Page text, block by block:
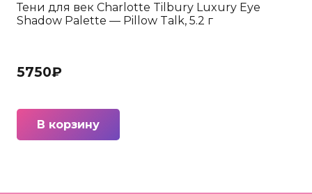
Тени для век Charlotte Tilbury Luxury Eye
Shadow Palette — Pillow Talk, 5.2 г
5750₽
В корзину